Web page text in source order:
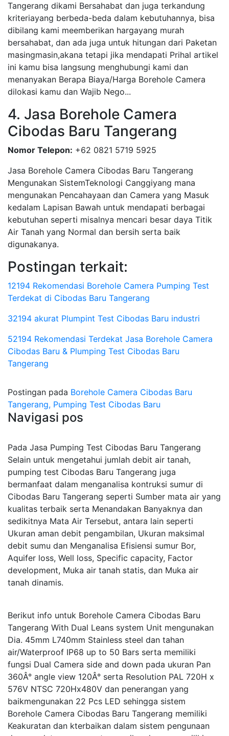
Tangerang dikami Bersahabat dan juga terkandung
kriteriayang berbeda-beda dalam kebutuhannya, bisa
dibilang kami meemberikan hargayang murah
bersahabat, dan ada juga untuk hitungan dari Paketan
masingmasin,akana tetapi jika mendapati Prihal artikel
ini kamu bisa langsung menghubungi kami dan
menanyakan Berapa Biaya/Harga Borehole Camera
dilokasi kamu dan Wajib Nego...
4. Jasa Borehole Camera
Cibodas Baru Tangerang
Nomor Telepon: +62 0821 5719 5925
Jasa Borehole Camera Cibodas Baru Tangerang
Mengunakan SistemTeknologi Canggiyang mana
mengunakan Pencahayaan dan Camera yang Masuk
kedalam Lapisan Bawah untuk mendapati berbagai
kebutuhan seperti misalnya mencari besar daya Titik
Air Tanah yang Normal dan bersih serta baik
digunakanya.
Postingan terkait:
12194 Rekomendasi Borehole Camera Pumping Test
Terdekat di Cibodas Baru Tangerang
32194 akurat Plumpint Test Cibodas Baru industri
52194 Rekomendasi Terdekat Jasa Borehole Camera
Cibodas Baru & Plumping Test Cibodas Baru
Tangerang
Postingan pada Borehole Camera Cibodas Baru
Tangerang, Pumping Test Cibodas Baru
Navigasi pos
Pada Jasa Pumping Test Cibodas Baru Tangerang
Selain untuk mengetahui jumlah debit air tanah,
pumping test Cibodas Baru Tangerang juga
bermanfaat dalam menganalisa kontruksi sumur di
Cibodas Baru Tangerang seperti Sumber mata air yang
kualitas terbaik serta Menandakan Banyaknya dan
sedikitnya Mata Air Tersebut, antara lain seperti
Ukuran aman debit pengambilan, Ukuran maksimal
debit sumu dan Menganalisa Efisiensi sumur Bor,
Aquifer loss, Well loss, Specific capacity, Factor
development, Muka air tanah statis, dan Muka air
tanah dinamis.
Berikut info untuk Borehole Camera Cibodas Baru
Tangerang With Dual Leans system Unit mengunakan
Dia. 45mm L740mm Stainless steel dan tahan
air/Waterproof IP68 up to 50 Bars serta memiliki
fungsi Dual Camera side and down pada ukuran Pan
360Â° angle view 120Â° serta Resolution PAL 720H x
576V NTSC 720Hx480V dan penerangan yang
baikmengunakan 22 Pcs LED sehingga sistem
Borehole Camera Cibodas Baru Tangerang memiliki
Keakuratan dan kterbaikan dalam sistem pengunaan